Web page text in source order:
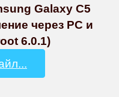
Galaxy C5
через PC и
6.0.1)